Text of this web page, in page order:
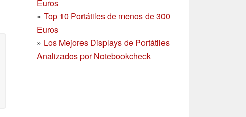
Euros
» Top 10 Portátiles de menos de 300
Euros
» Los Mejores Displays de Portátiles
Analizados por Notebookcheck